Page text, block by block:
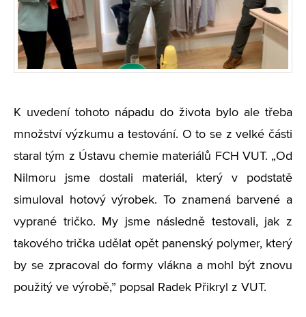
K uvedení tohoto nápadu do života bylo ale třeba
množství výzkumu a testování. O to se z velké části
staral tým z Ústavu chemie materiálů FCH VUT. „Od
Nilmoru jsme dostali materiál, který v podstatě
simuloval hotový výrobek. To znamená barvené a
vyprané tričko. My jsme následně testovali, jak z
takového trička udělat opět panenský polymer, který
by se zpracoval do formy vlákna a mohl být znovu
použitý ve výrobě,” popsal Radek Přikryl z VUT.